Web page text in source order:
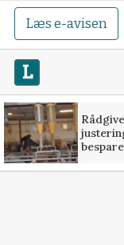
Læs e-avisen